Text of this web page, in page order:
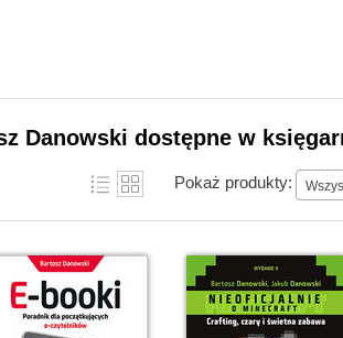
Danowski dostępne w
Pokaż produkty: